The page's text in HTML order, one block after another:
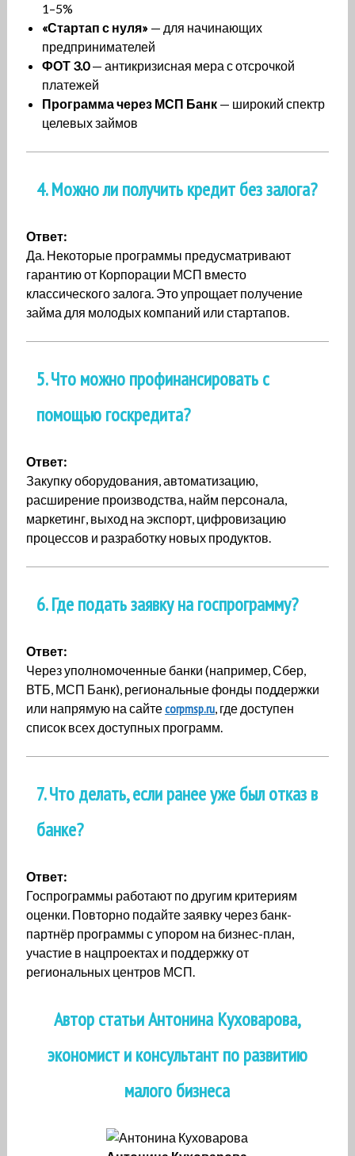
1–5%
«Стартап с нуля»— для начинающих
предпринимателей
ФОТ 3.0— антикризисная мера с отсрочкой
платежей
Программа через МСП Банк— широкий спектр
целевых займов
4. Можно ли получить кредит без залога?
Ответ:
Да. Некоторые программы предусматривают
гарантию от Корпорации МСП вместо
классического залога. Это упрощает получение
займа для молодых компаний или стартапов.
5. Что можно профинансировать с
помощью госкредита?
Ответ:
Закупку оборудования, автоматизацию,
расширение производства, найм персонала,
маркетинг, выход на экспорт, цифровизацию
процессов и разработку новых продуктов.
6. Где подать заявку на госпрограмму?
Ответ:
Через уполномоченные банки (например, Сбер,
ВТБ, МСП Банк), региональные фонды поддержки
или напрямую на сайтеcorpmsp.ru, где доступен
список всех доступных программ.
7. Что делать, если ранее уже был отказ в
банке?
Ответ:
Госпрограммы работают по другим критериям
оценки. Повторно подайте заявку через банк-
партнёр программы с упором на бизнес-план,
участие в нацпроектах и поддержку от
региональных центров МСП.
Автор статьи Антонина Куховарова,
экономист и консультант по развитию
малого бизнеса